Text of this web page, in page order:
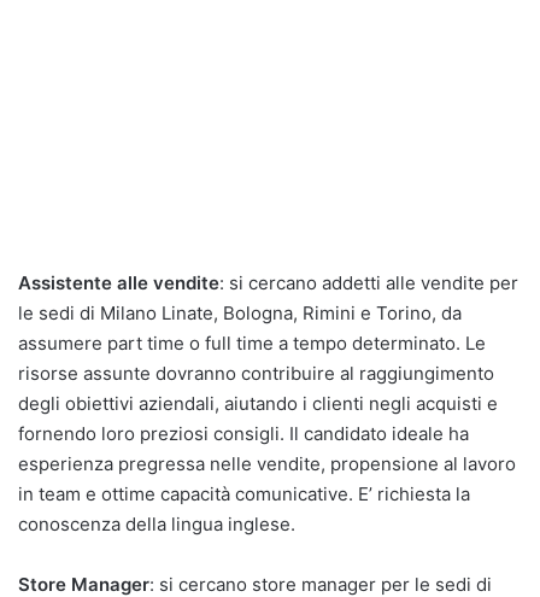
Assistente alle vendite: si cercano addetti alle vendite per
le sedi di Milano Linate, Bologna, Rimini e Torino, da
assumere part time o full time a tempo determinato. Le
risorse assunte dovranno contribuire al raggiungimento
degli obiettivi aziendali, aiutando i clienti negli acquisti e
fornendo loro preziosi consigli. Il candidato ideale ha
esperienza pregressa nelle vendite, propensione al lavoro
in team e ottime capacità comunicative. E’ richiesta la
conoscenza della lingua inglese.
Store Manager: si cercano store manager per le sedi di